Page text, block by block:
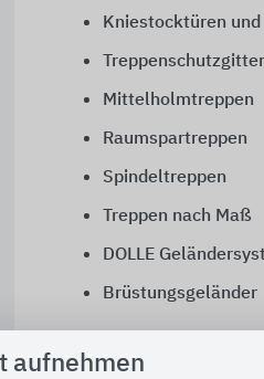
Kniestocktüren
Treppenschutzgitter
Mittelholmtreppen
Raumspartreppen
Spindeltreppen
Treppen nach Maß
DOLLE
Brüstungsgeländer
Ergänzt wird die
aufnehmen